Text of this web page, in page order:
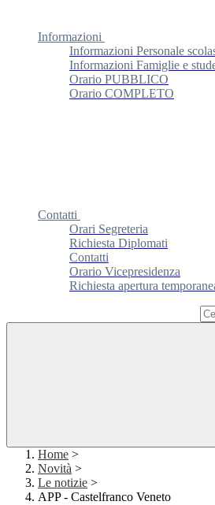
Informazioni
Informazioni Personale
Informazioni Famiglie e
Orario PUBBLICO
Orario COMPLETO
Contatti
Orari Segreteria
Richiesta Diplomati
Contatti
Orario Vicepresidenza
Richiesta apertura
Home >
Novità >
Le notizie >
APP - Castelfranco Veneto